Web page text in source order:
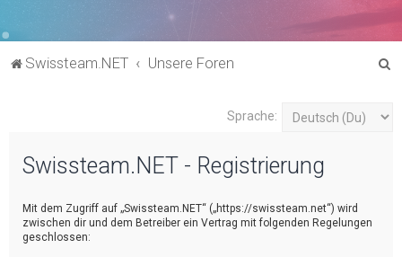
Swissteam.NET Unsere Foren
Sprache:
Swissteam.NET - Registrierung
Mit dem Zugriff auf „Swissteam.NET“ („https://swissteam.net“) wird
zwischen dir und dem Betreiber ein Vertrag mit folgenden Regelungen
geschlossen: